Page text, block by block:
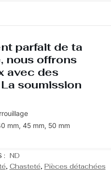
parfait de ta
nous offrons
avec des
soumission
mm, 45 mm, 50 mm
: ND
, Chasteté, Pièces détachées